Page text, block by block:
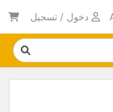
دخول / تسجيل